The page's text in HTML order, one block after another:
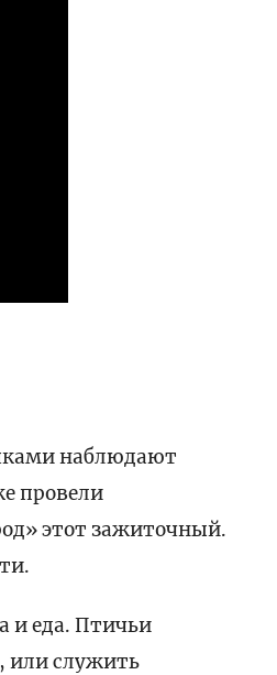
наблюдают
провели
этот зажиточный.
и еда. Птичьи
или служить